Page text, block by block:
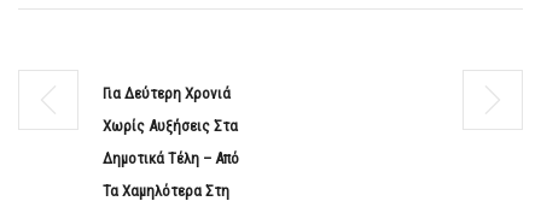
Για Δεύτερη Χρονιά
Χωρίς Αυξήσεις Στα
Δημοτικά Τέλη – Από
Τα Χαμηλότερα Στη